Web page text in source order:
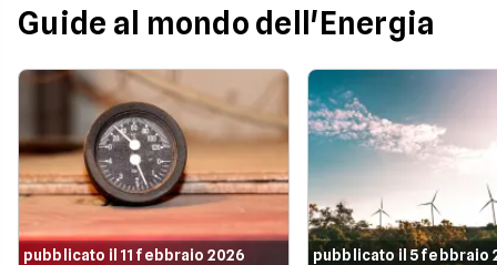
soluzione a prezzo variabile
consente di agganciare la
all'andamento aggiornato
del mercato dell'energia
naturale.
aiutano a tenere
controllo le spese di
Scopri la soluzione
conveniente per te
quelle proposte da
Illumia e Ajò Energia
risparmiare fin da
Guide al mondo dell'Energia
pubblicato il 11 febbraio 2026 pubblicato il 5 febbraio